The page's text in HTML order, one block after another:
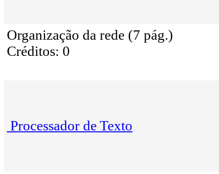
Organização da rede (7 pág.)
Créditos: 0
Processador de Texto